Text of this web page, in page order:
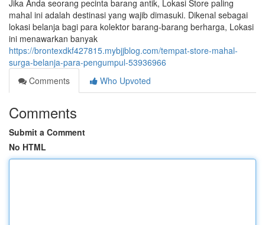
Jika Anda seorang pecinta barang antik, Lokasi Store paling
mahal ini adalah destinasi yang wajib dimasuki. Dikenal sebagai
lokasi belanja bagi para kolektor barang-barang berharga, Lokasi
ini menawarkan banyak
https://brontexdkf427815.mybjjblog.com/tempat-store-mahal-
surga-belanja-para-pengumpul-53936966
Comments
Who Upvoted
Comments
Submit a Comment
No HTML